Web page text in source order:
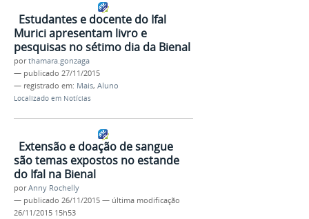
Estudantes e docente do Ifal
Murici apresentam livro e
pesquisas no sétimo dia da Bienal
porthamara.gonzaga
— publicado 27/11/2015
— registrado em: Mais, Aluno
Localizado em Notícias
Extensão e doação de sangue
são temas expostos no estande
do Ifal na Bienal
porAnny Rochelly
— publicado 26/11/2015 — última modificação
26/11/2015 15h53